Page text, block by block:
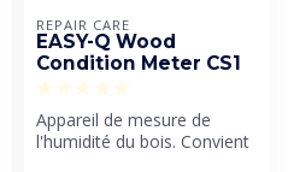
REPAIR CARE
EASY-Q Wood
Condition Meter CS1
Appareil de mesure de
l'humidité du bois. Convient